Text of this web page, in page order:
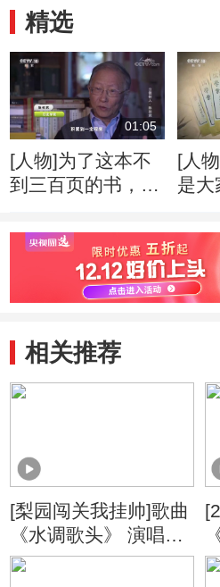
精选
01:05
[人物]为了这本不
到三百页的书，陈
的心血
[人
是大
相关推荐
[梨园闯关我挂帅]歌曲
《水调歌头》 演唱：
郑潇